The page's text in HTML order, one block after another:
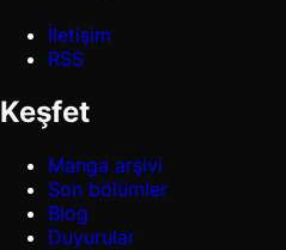
İletişim
RSS
Keşfet
Manga arşivi
Son bölümler
Blog
Duyurular